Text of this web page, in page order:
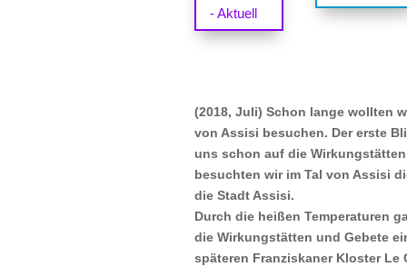
- Aktuell
(2018, Juli) Schon lange wollten
von Assisi besuchen. Der erste
uns schon auf die
besuchten wir im Tal von Assisi
die Stadt Assisi.
Durch die heißen Temperaturen
die Wirkungstätten und Gebete
späteren Franziskaner Kloster Le